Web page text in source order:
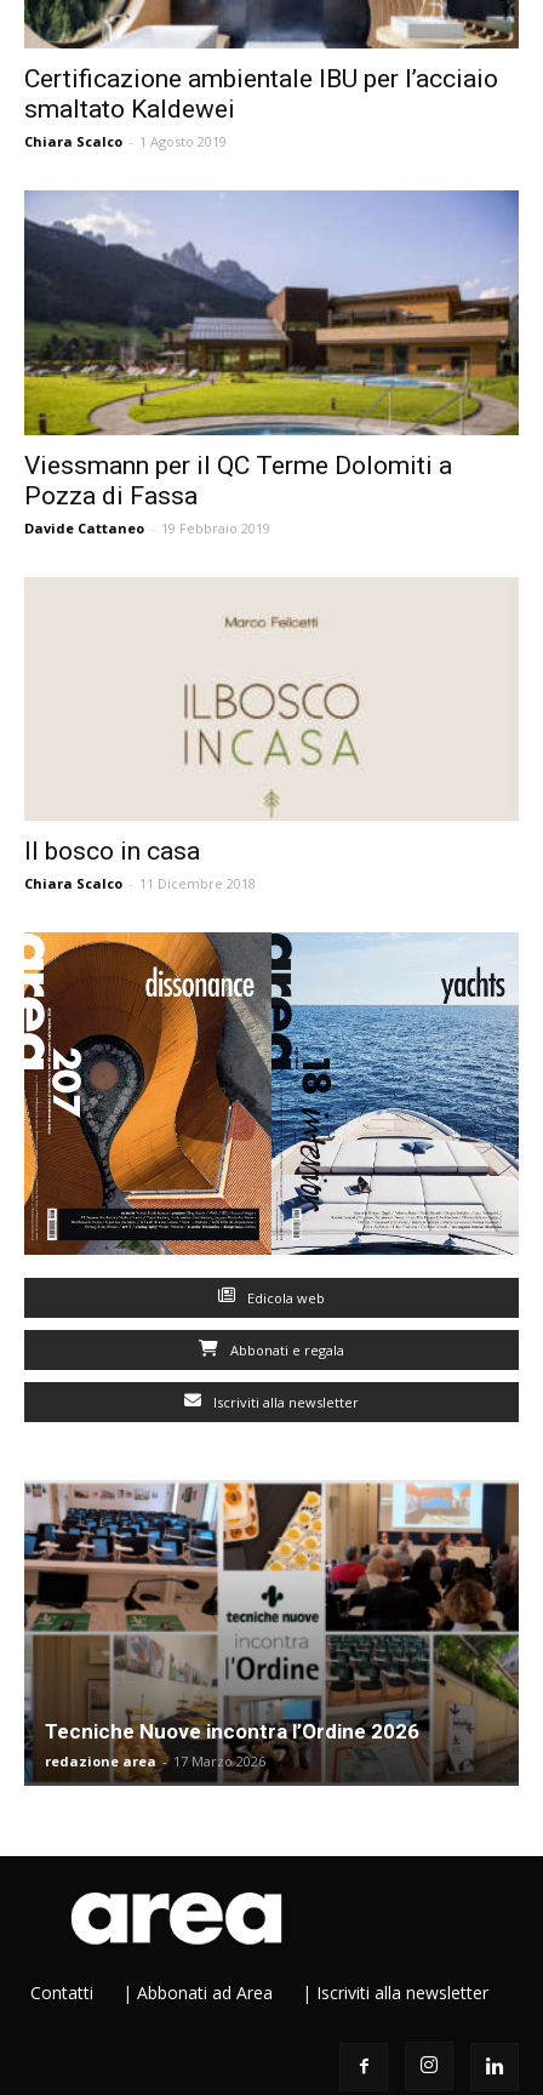
Certificazione ambientale IBU per l’acciaio
smaltato Kaldewei
Chiara Scalco - 1 Agosto 2019
Viessmann per il QC Terme Dolomiti a
Pozza di Fassa
Davide Cattaneo - 19 Febbraio 2019
Il bosco in casa
Chiara Scalco - 11 Dicembre 2018
Edicola web
Abbonati e regala
Iscriviti alla newsletter
Tecniche Nuove incontra l’Ordine 2026
redazione area- 17 Marzo 2026
Contatti | Abbonati ad Area | Iscriviti alla newsletter